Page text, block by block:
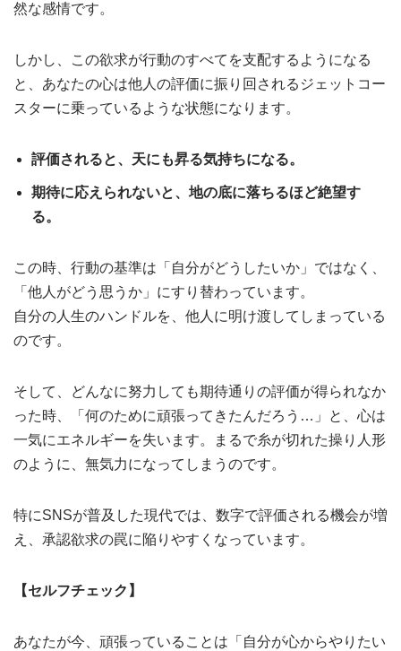
然な感情です。
しかし、この欲求が行動のすべてを支配するようになる
と、あなたの心は他人の評価に振り回されるジェットコー
スターに乗っているような状態になります。
評価されると、天にも昇る気持ちになる。
期待に応えられないと、地の底に落ちるほど絶望す
る。
この時、行動の基準は「自分がどうしたいか」ではなく、
「他人がどう思うか」にすり替わっています。
自分の人生のハンドルを、他人に明け渡してしまっている
のです。
そして、どんなに努力しても期待通りの評価が得られなか
った時、「何のために頑張ってきたんだろう…」と、心は
一気にエネルギーを失います。まるで糸が切れた操り人形
のように、無気力になってしまうのです。
特にSNSが普及した現代では、数字で評価される機会が増
え、承認欲求の罠に陥りやすくなっています。
【セルフチェック】
あなたが今、頑張っていることは「自分が心からやりたい